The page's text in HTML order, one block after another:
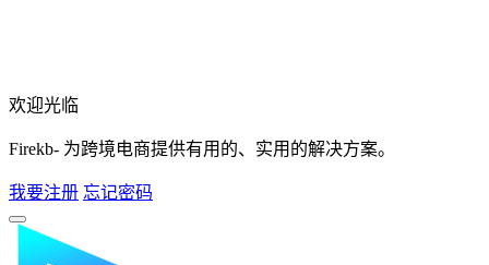
欢迎光临
Firekb- 为跨境电商提供有用的、实用的解决方案。
我要注册 忘记密码